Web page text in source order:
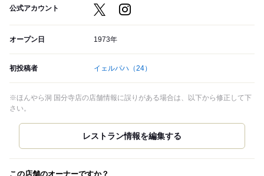
公式アカウント
オープン日 1973年
初投稿者 イェルパハ （24）
※ほんやら洞 国分寺店の店舗情報に誤りがある場合は、以下から修正して下
さい。
この店舗のオーナーですか？